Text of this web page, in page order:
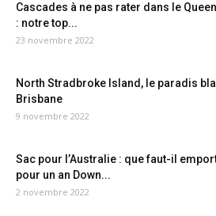
Cascades à ne pas rater dans le
: notre top...
23 novembre 2022
North Stradbroke Island, le paradis
Brisbane
9 novembre 2022
Sac pour l’Australie : que faut-il
pour un an Down...
2 novembre 2022